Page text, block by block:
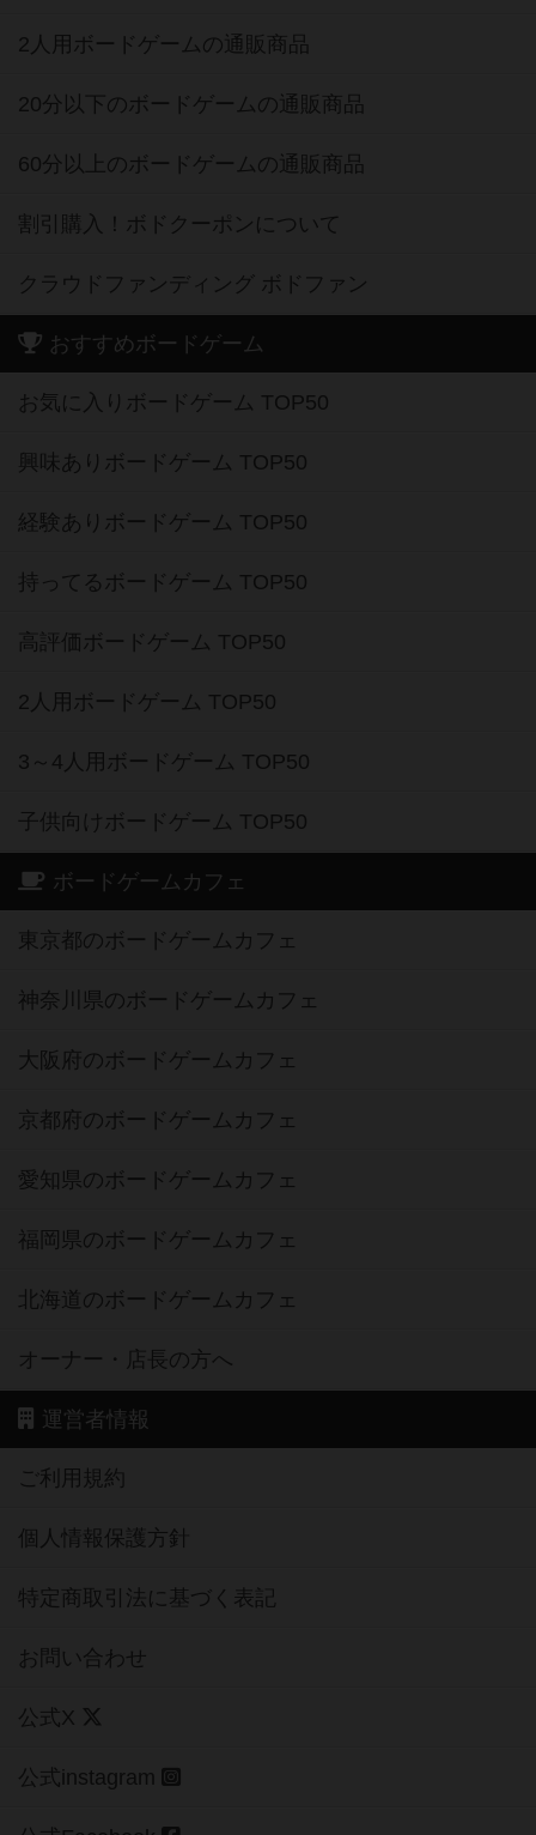
2人用ボードゲームの通販商品
20分以下のボードゲームの通販商品
60分以上のボードゲームの通販商品
割引購入！ボドクーポンについて
クラウドファンディング ボドファン
おすすめボードゲーム
お気に入りボードゲーム TOP50
興味ありボードゲーム TOP50
経験ありボードゲーム TOP50
持ってるボードゲーム TOP50
高評価ボードゲーム TOP50
2人用ボードゲーム TOP50
3～4人用ボードゲーム TOP50
子供向けボードゲーム TOP50
ボードゲームカフェ
東京都のボードゲームカフェ
神奈川県のボードゲームカフェ
大阪府のボードゲームカフェ
京都府のボードゲームカフェ
愛知県のボードゲームカフェ
福岡県のボードゲームカフェ
北海道のボードゲームカフェ
オーナー・店長の方へ
運営者情報
ご利用規約
個人情報保護方針
特定商取引法に基づく表記
お問い合わせ
公式X
公式instagram